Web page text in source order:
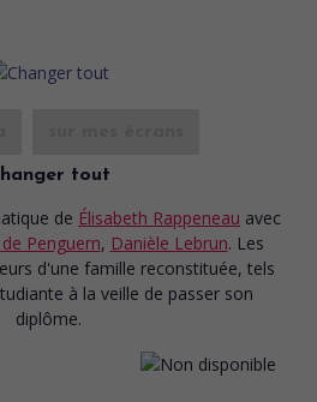
tout
de Élisabeth Rappeneau avec
Penguern, Danièle Lebrun. Les
d'une famille reconstituée, tels
à la veille de passer son
diplôme.